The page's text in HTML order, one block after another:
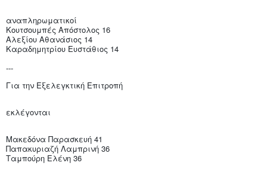
αναπληρωματικοί
Κουτσουμπές Απόστολος 16
Αλεξίου Αθανάσιος 14
Καραδημητρίου Ευστάθιος 14
---
Για την Εξελεγκτική Επιτροπή
εκλέγονται
Μακεδόνα Παρασκευή 41
Παπακυριαζή Λαμπρινή 36
Ταμπούρη Ελένη 36